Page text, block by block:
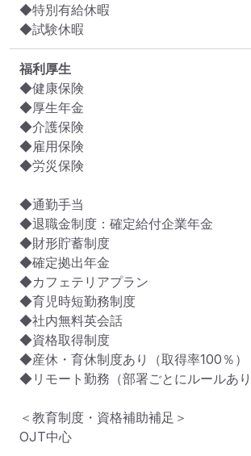
◆特別有給休暇
◆試験休暇
福利厚生
◆健康保険
◆厚生年金
◆介護保険
◆雇用保険
◆労災保険
◆通勤手当
◆退職金制度：確定給付企業年金
◆財形貯蓄制度
◆確定拠出年金
◆カフェテリアプラン
◆育児時短勤務制度
◆社内無料英会話
◆資格取得制度
◆産休・育休制度あり（取得率100％）
◆リモート勤務（部署ごとにルールあり
＜教育制度・資格補助補足＞
OJT中心